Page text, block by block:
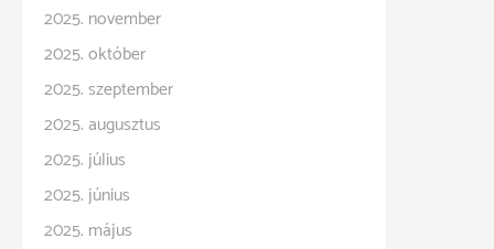
2025. november
2025. október
2025. szeptember
2025. augusztus
2025. július
2025. június
2025. május